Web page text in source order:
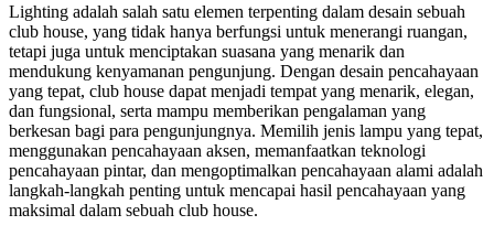
Lighting adalah salah satu elemen terpenting dalam desain sebuah
club house, yang tidak hanya berfungsi untuk menerangi ruangan,
tetapi juga untuk menciptakan suasana yang menarik dan
mendukung kenyamanan pengunjung. Dengan desain pencahayaan
yang tepat, club house dapat menjadi tempat yang menarik, elegan,
dan fungsional, serta mampu memberikan pengalaman yang
berkesan bagi para pengunjungnya. Memilih jenis lampu yang tepat,
menggunakan pencahayaan aksen, memanfaatkan teknologi
pencahayaan pintar, dan mengoptimalkan pencahayaan alami adalah
langkah-langkah penting untuk mencapai hasil pencahayaan yang
maksimal dalam sebuah club house.